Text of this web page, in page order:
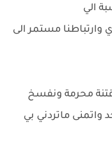
الي
مستمر الى
محرمة ونفسخ
ماتردني بي